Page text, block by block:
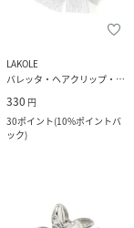
LAKOLE
バレッタ・ヘアクリップ・ヘアピン
330 円
30ポイント(10%ポイントバ
ック)